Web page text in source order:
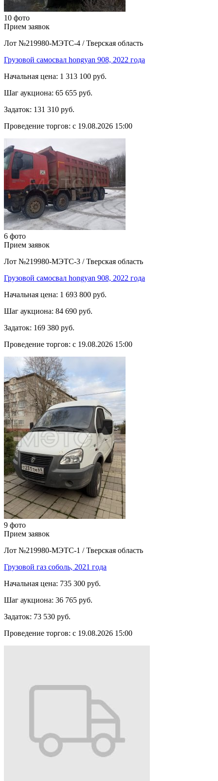
10 фото
Прием заявок
Лот №219980-МЭТС-4 / Тверская область
Грузовой самосвал hongyan 908, 2022 года
Начальная цена: 1 313 100 руб.
Шаг аукциона: 65 655 руб.
Задаток: 131 310 руб.
Проведение торгов: с 19.08.2026 15:00
6 фото
Прием заявок
Лот №219980-МЭТС-3 / Тверская область
Грузовой самосвал hongyan 908, 2022 года
Начальная цена: 1 693 800 руб.
Шаг аукциона: 84 690 руб.
Задаток: 169 380 руб.
Проведение торгов: с 19.08.2026 15:00
9 фото
Прием заявок
Лот №219980-МЭТС-1 / Тверская область
Грузовой газ соболь, 2021 года
Начальная цена: 735 300 руб.
Шаг аукциона: 36 765 руб.
Задаток: 73 530 руб.
Проведение торгов: с 19.08.2026 15:00